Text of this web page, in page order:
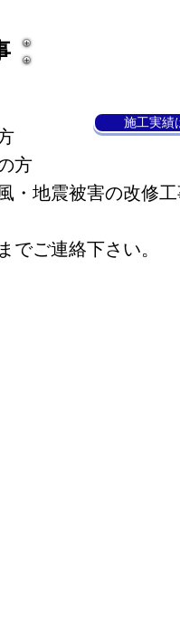
方
・地震被害の改修
までご連絡下さい。
施工実績